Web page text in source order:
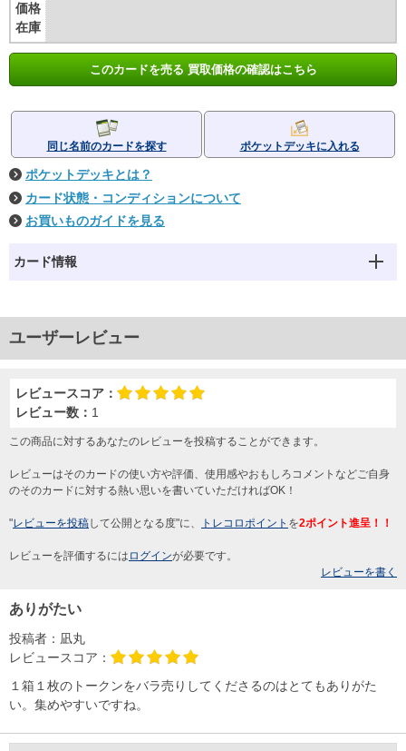
価格
在庫
このカードを売る 買取価格の確認はこちら
同じ名前のカードを探す ポケットデッキに入れる
ポケットデッキとは？
カード状態・コンディションについて
お買いものガイドを見る
カード情報
ユーザーレビュー
レビュースコア：
レビュー数： 1
この商品に対するあなたのレビューを投稿することができます。
レビューはそのカードの使い方や評価、使用感やおもしろコメントなどご自身
のそのカードに対する熱い思いを書いていただければOK！
"レビューを投稿して公開となる度"に、 トレコロポイント を2ポイント進呈！！
レビューを評価するには ログインが必要です。
レビューを書く
ありがたい
投稿者： 凪丸
レビュースコア：
１箱１枚のトークンをバラ売りしてくださるのはとてもありがた
い。集めやすいですね。